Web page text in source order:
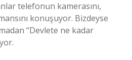
telefonun kamerasını,
konuşuyor. Bizdeyse
“Devlete ne kadar